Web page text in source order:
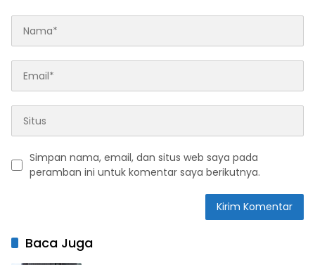
Simpan nama, email, dan situs web saya pada
peramban ini untuk komentar saya berikutnya.
Baca Juga